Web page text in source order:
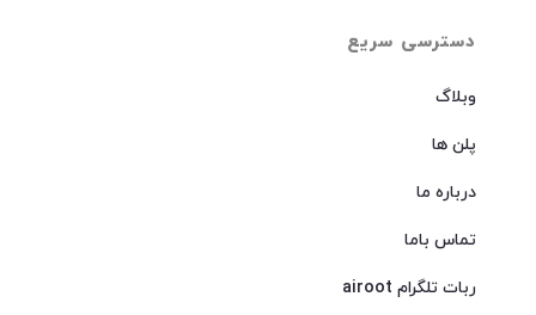
دسترسی سریع
وبلاگ
پلن ها
درباره ما
تماس باما
ربات تلگرام airoot